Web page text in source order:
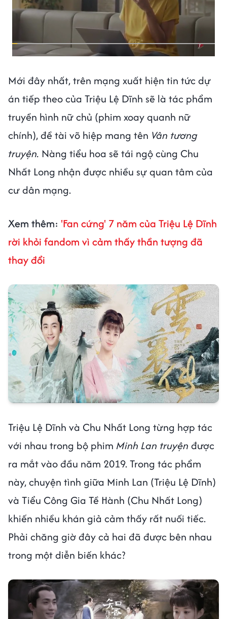
Mới đây nhất, trên mạng xuất hiện tin tức dự
án tiếp theo của Triệu Lệ Dĩnh sẽ là tác phẩm
truyền hình nữ chủ (phim xoay quanh nữ
chính), đề tài võ hiệp mang tên Vân tương
truyện. Nàng tiểu hoa sẽ tái ngộ cùng Chu
Nhất Long nhận được nhiều sự quan tâm của
cư dân mạng.
Xem thêm: 'Fan cứng' 7 năm của Triệu Lệ Dĩnh
rời khỏi fandom vì cảm thấy thần tượng đã
thay đổi
Triệu Lệ Dĩnh và Chu Nhất Long từng hợp tác
với nhau trong bộ phim Minh Lan truyện được
ra mắt vào đầu năm 2019. Trong tác phẩm
này, chuyện tình giữa Minh Lan (Triệu Lệ Dĩnh)
và Tiểu Công Gia Tề Hành (Chu Nhất Long)
khiến nhiều khán giả cảm thấy rất nuối tiếc.
Phải chăng giờ đây cả hai đã được bên nhau
trong một diễn biến khác?